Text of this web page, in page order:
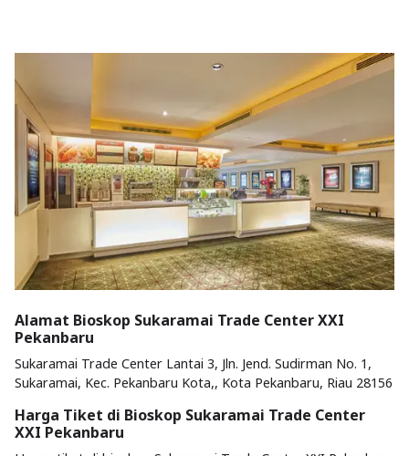
Alamat Bioskop Sukaramai Trade Center XXI
Pekanbaru
Sukaramai Trade Center Lantai 3, Jln. Jend. Sudirman No. 1,
Sukaramai, Kec. Pekanbaru Kota,, Kota Pekanbaru, Riau 28156
Harga Tiket di Bioskop Sukaramai Trade Center
XXI Pekanbaru